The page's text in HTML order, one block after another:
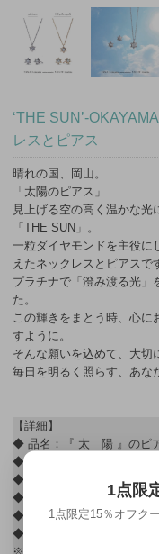
‘THE SUN’-
レスとピアス
晴れの国、岡山。
「太陽のピアス」
見上げる空の高く温かな
「THE SUN」。
一粒ダイヤモンドを主役に
えたネックレスとピアスで
プラチナで「澄み渡る光」
た。
この輝きをまとう時、心に
すように。
そんな願いを込めて、大切
毎日を明るく照らす、あな
【詳細】
◆ 品名：『 太 陽 』のピ
◆ 価格：49,500円(税込)
◆ 素材：プラチナ
◆ 宝石：ダイヤ×2石 合計
◆ 寸法：縦4.6㎜×横4.1㎜
◆ 仕様：スタッド式
1点限
1点限定15％オフク